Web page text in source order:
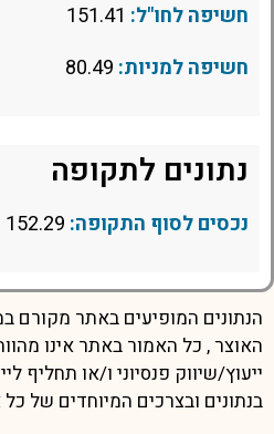
חשיפה לחו"ל:
חשיפה למניות:
נתונים לתקופה
נכסים לסוף התקופה:
הנתונים המופיעים באתר מקורם
האוצר , כל האמור באתר אינו
ייעוץ/שיווק פנסיוני ו/או תחליף
בנתונים ובצרכים המיוחדים של